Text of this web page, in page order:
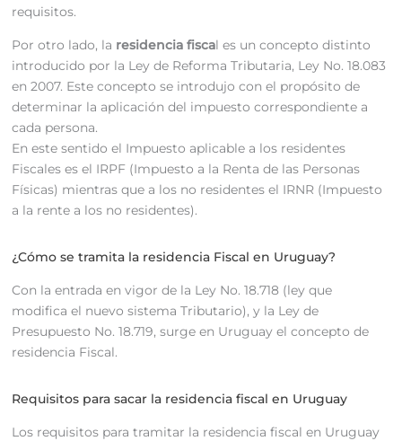
requisitos.
Por otro lado, la residencia fiscal es un concepto distinto
introducido por la Ley de Reforma Tributaria, Ley No. 18.083
en 2007. Este concepto se introdujo con el propósito de
determinar la aplicación del impuesto correspondiente a
cada persona.
En este sentido el Impuesto aplicable a los residentes
Fiscales es el IRPF (Impuesto a la Renta de las Personas
Físicas) mientras que a los no residentes el IRNR (Impuesto
a la rente a los no residentes).
¿Cómo se tramita la residencia Fiscal en Uruguay?
Con la entrada en vigor de la Ley No. 18.718 (ley que
modifica el nuevo sistema Tributario), y la Ley de
Presupuesto No. 18.719, surge en Uruguay el concepto de
residencia Fiscal.
Requisitos para sacar la residencia fiscal en Uruguay
Los requisitos para tramitar la residencia fiscal en Uruguay